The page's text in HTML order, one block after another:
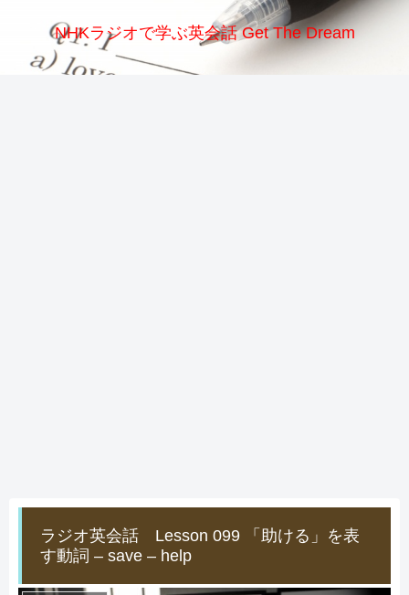
NHKラジオで学ぶ英会話 Get The Dream
ラジオ英会話 Lesson 099 「助ける」を表
す動詞 – save – help